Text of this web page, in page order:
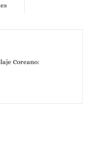
Coreano:
Piel de Delfín.